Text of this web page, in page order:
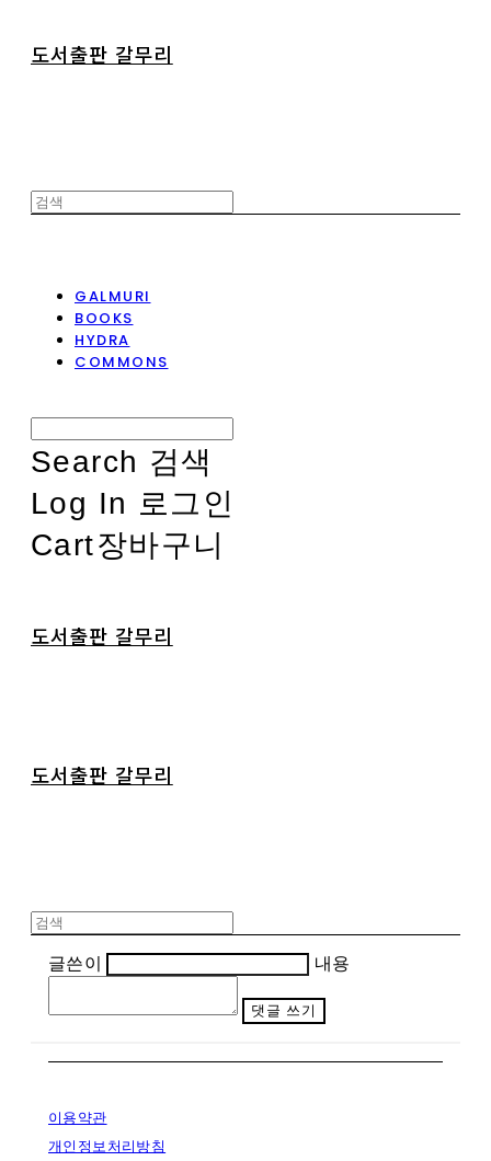
도서출판 갈무리
GALMURI
BOOKS
HYDRA
COMMONS
Search 검색
Log In 로그인
Cart장바구니
도서출판 갈무리
도서출판 갈무리
글쓴이 내용
댓글 쓰기
이용약관
개인정보처리방침